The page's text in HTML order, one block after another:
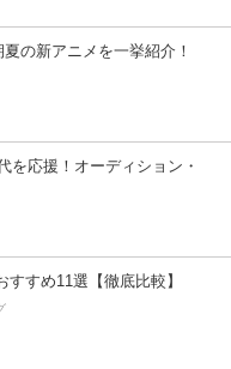
夏の新アニメを一挙紹介！
を応援！オーディション・
すめ11選【徹底比較】